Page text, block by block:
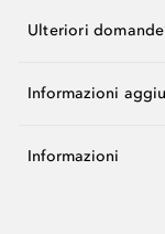
Ulteriori
Informazioni
Informazioni